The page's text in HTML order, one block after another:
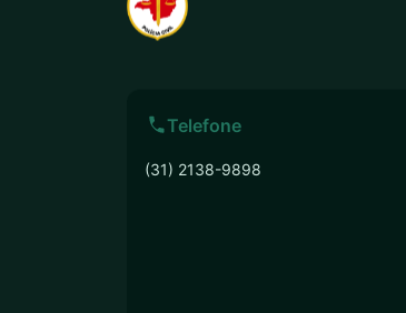
Telefone
(31) 2138-9898